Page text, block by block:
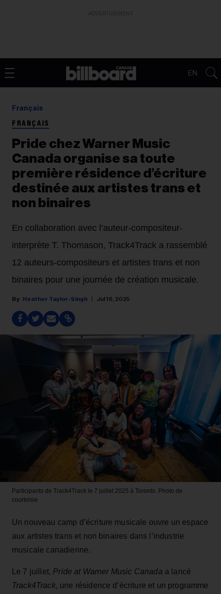
EN
Français
FRANÇAIS
Pride chez Warner Music
Canada organise sa toute
première résidence d’écriture
destinée aux artistes trans et
non binaires
En collaboration avec l’auteur-compositeur-
interprète T. Thomason, Track4Track a rassemblé
12 auteurs-compositeurs et artistes trans et non
binaires pour une journée de création musicale.
Heather Taylor-Singh Jul 16, 2025
Participants de Track4Track le 7 juillet 2025 à Toronto. Photo de
courtoisie
Un nouveau camp d’écriture musicale ouvre un espace
aux artistes trans et non binaires dans l’industrie
musicale canadienne.
Le 7 juillet, Pride at Warner Music Canada a lancé
Track4Track, une résidence d’écriture et un programme